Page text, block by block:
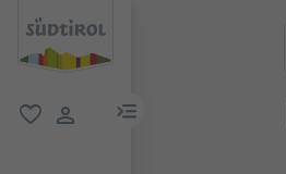
menulink